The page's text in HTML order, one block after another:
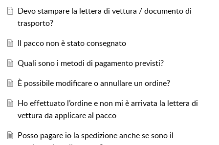
Devo stampare la lettera di vettura / documento di
trasporto?
Il pacco non è stato consegnato
Quali sono i metodi di pagamento previsti?
È possibile modificare o annullare un ordine?
Ho effettuato l’ordine e non mi è arrivata la lettera di
vettura da applicare al pacco
Posso pagare io la spedizione anche se sono il